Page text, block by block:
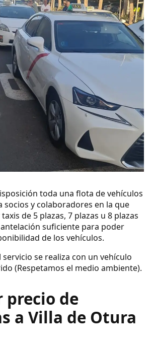
toda una flota de vehículos
socios y colaboradores en la que
de 5 plazas, 7 plazas u 8 plazas
suficiente para poder
de los vehículos.
se realiza con un vehículo
(Respetamos el medio ambiente).
precio de
a Villa de Otura